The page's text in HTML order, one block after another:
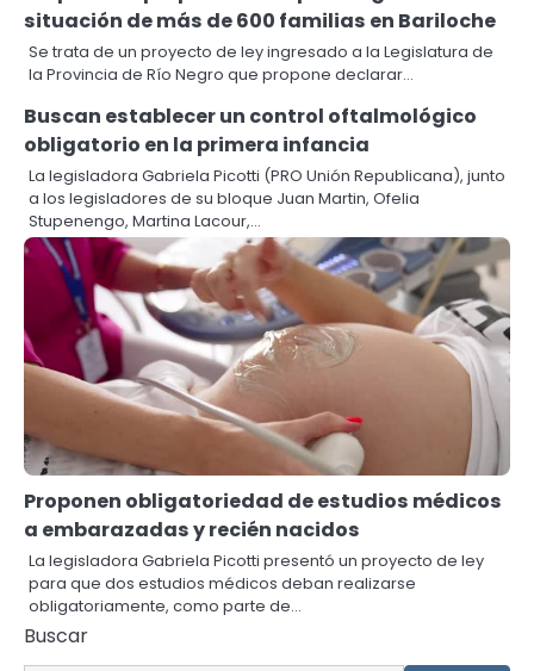
situación de más de 600 familias en Bariloche
Se trata de un proyecto de ley ingresado a la Legislatura de
la Provincia de Río Negro que propone declarar…
Buscan establecer un control oftalmológico
obligatorio en la primera infancia
La legisladora Gabriela Picotti (PRO Unión Republicana), junto
a los legisladores de su bloque Juan Martin, Ofelia
Stupenengo, Martina Lacour,…
Proponen obligatoriedad de estudios médicos
a embarazadas y recién nacidos
La legisladora Gabriela Picotti presentó un proyecto de ley
para que dos estudios médicos deban realizarse
obligatoriamente, como parte de…
Buscar